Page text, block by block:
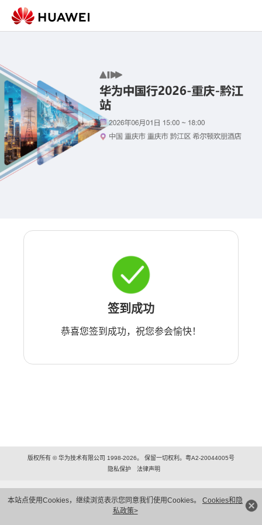
本站点使用Cookies，继续浏览表示您同意我们使用Cookies。 Cookies和隐
私政策>
签到成功
恭喜您签到成功，祝您参会愉快！
版权所有 © 华为技术有限公司 1998-2026。 保留一切权利。粤A2-20044005号
隐私保护
法律声明